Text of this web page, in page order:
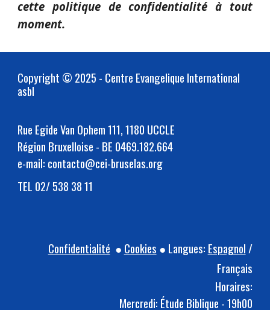
cette politique de confidentialité à tout
moment.
Copyright © 2025 - Centre Evangelique International
asbl
Rue Egide Van Ophem 111, 1180 UCCLE
Région Bruxelloise - BE 0469.182.664
e-mail: contacto@cei-bruselas.org
TEL 02/ 538 38 11
Confidentialité ● Cookies ● Langues: Espagnol /
Français
Horaires:
Mercredi: Étude Biblique - 19h00